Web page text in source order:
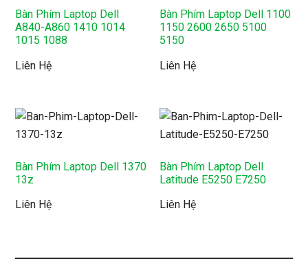
Bàn Phím Laptop Dell
A840-A860 1410 1014
1015 1088
Liên Hệ
Bàn Phím Laptop Dell 1100
1150 2600 2650 5100
5150
Liên Hệ
Bàn Phím Laptop Dell 1370
13z
Liên Hệ
Bàn Phím Laptop Dell
Latitude E5250 E7250
Liên Hệ